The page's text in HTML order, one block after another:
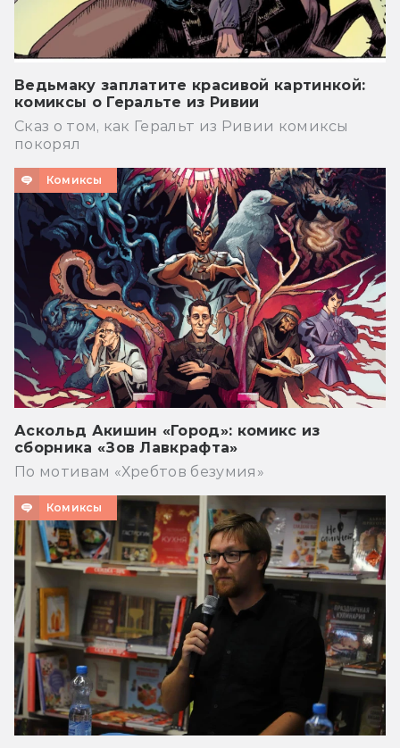
Ведьмаку заплатите красивой картинкой:
комиксы о Геральте из Ривии
Сказ о том, как Геральт из Ривии комиксы
покорял
Комиксы
Аскольд Акишин «Город»: комикс из
сборника «Зов Лавкрафта»
По мотивам «Хребтов безумия»
Комиксы